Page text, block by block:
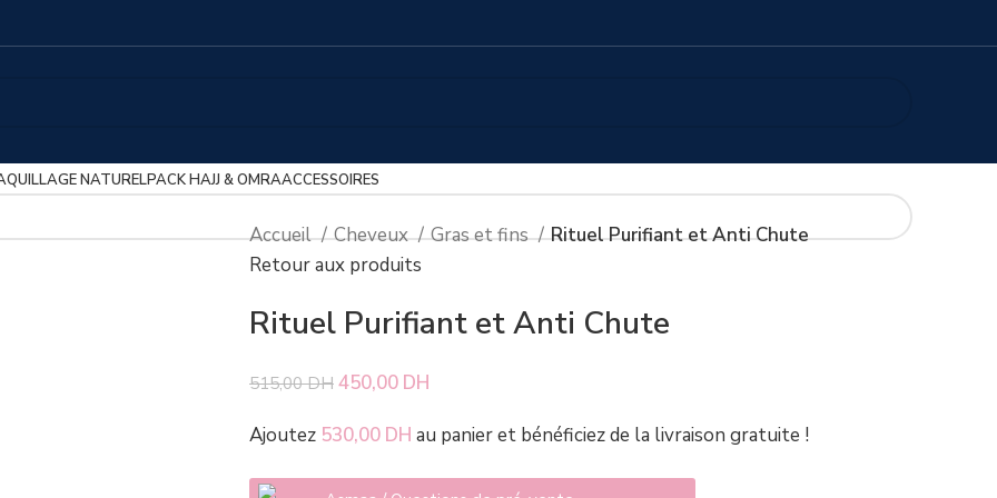
NATURELPACK HAJJ & OMRAACCESSOIRES
Accueil Cheveux Gras et fins
Rituel Purifiant et Anti Chute
Retour aux produits
Rituel Purifiant et Anti Chute
515,00DH Le prix initial était : 515,00 DH.
450,00 DH
Ajoutez 530,00 DH au panier et bénéficiez de la livraison gratuite !